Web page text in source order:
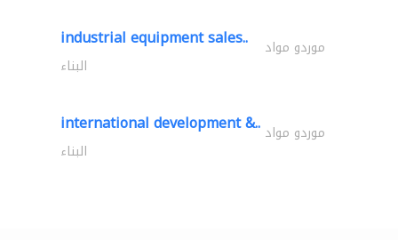
industrial equipment sales.. موردو مواد
البناء
international development &.. موردو مواد
البناء